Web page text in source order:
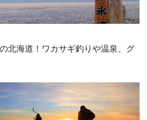
北海道！ワカサギ釣りや温泉、グ